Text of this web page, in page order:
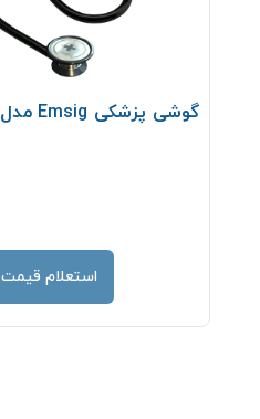
گوشی پزشکی Emsig مدل ST80-PLUS
استعلام قیمت